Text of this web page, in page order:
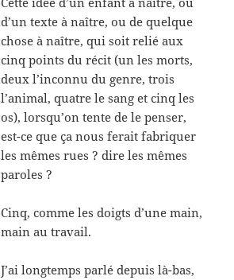
d’un texte à naître, ou de quelque
chose à naître, qui soit relié aux
cinq points du récit (un les morts,
deux l’inconnu du genre, trois
l’animal, quatre le sang et cinq les
os), lorsqu’on tente de le penser,
est-ce que ça nous ferait fabriquer
les mêmes rues ? dire les mêmes
paroles ?
Cinq, comme les doigts d’une main,
main au travail.
J’ai longtemps parlé depuis là-bas,